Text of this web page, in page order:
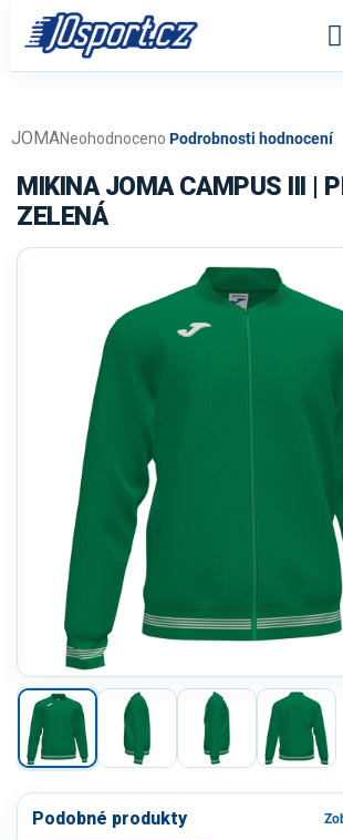
obsah
Průměrné
produktu
je
0,0
Neohodnoceno Podrobnosti hodnocení
JOMA
MIKINA JOMA CAMPUS III |
ZELENÁ
Podobné produkty